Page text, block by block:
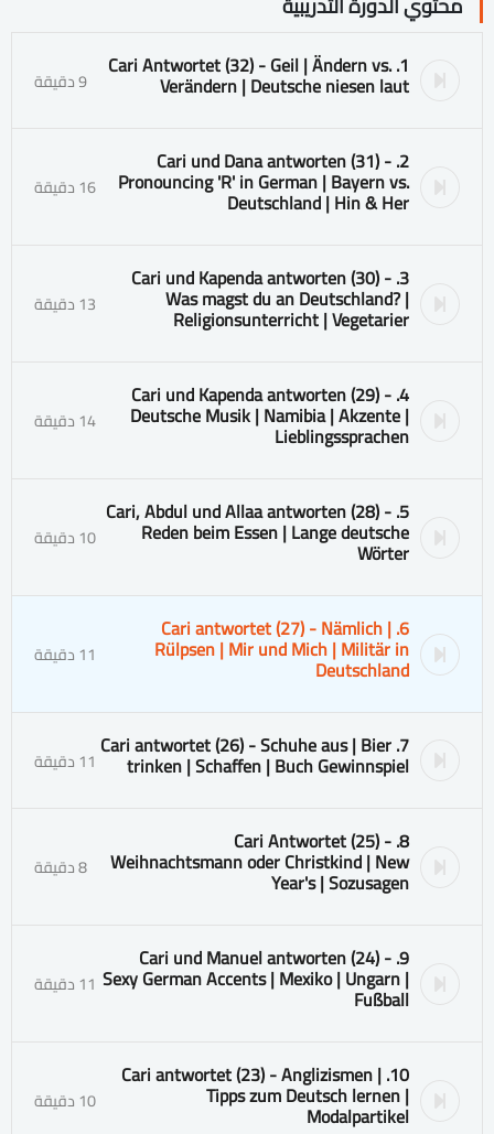
1. Cari Antwortet (32) - Geil | Ändern vs.
Verändern | Deutsche niesen laut 9 دقيقة
2. Cari und Dana antworten (31) -
Pronouncing 'R' in German | Bayern vs.
Deutschland | Hin & Her 16 دقيقة
3. Cari und Kapenda antworten (30) -
Was magst du an Deutschland? |
Religionsunterricht | Vegetarier 13 دقيقة
4. Cari und Kapenda antworten (29) -
Deutsche Musik | Namibia | Akzente |
Lieblingssprachen 14 دقيقة
5. Cari, Abdul und Allaa antworten (28) -
Reden beim Essen | Lange deutsche
Wörter 10 دقيقة
6. Cari antwortet (27) - Nämlich |
Rülpsen | Mir und Mich | Militär in
Deutschland 11 دقيقة
7. Cari antwortet (26) - Schuhe aus | Bier
trinken | Schaffen | Buch Gewinnspiel 11 دقيقة
8. Cari Antwortet (25) -
Weihnachtsmann oder Christkind | New
Year's | Sozusagen 8 دقيقة
9. Cari und Manuel antworten (24) -
Sexy German Accents | Mexiko | Ungarn |
Fußball 11 دقيقة
10. Cari antwortet (23) - Anglizismen |
Tipps zum Deutsch lernen |
Modalpartikel 10 دقيقة